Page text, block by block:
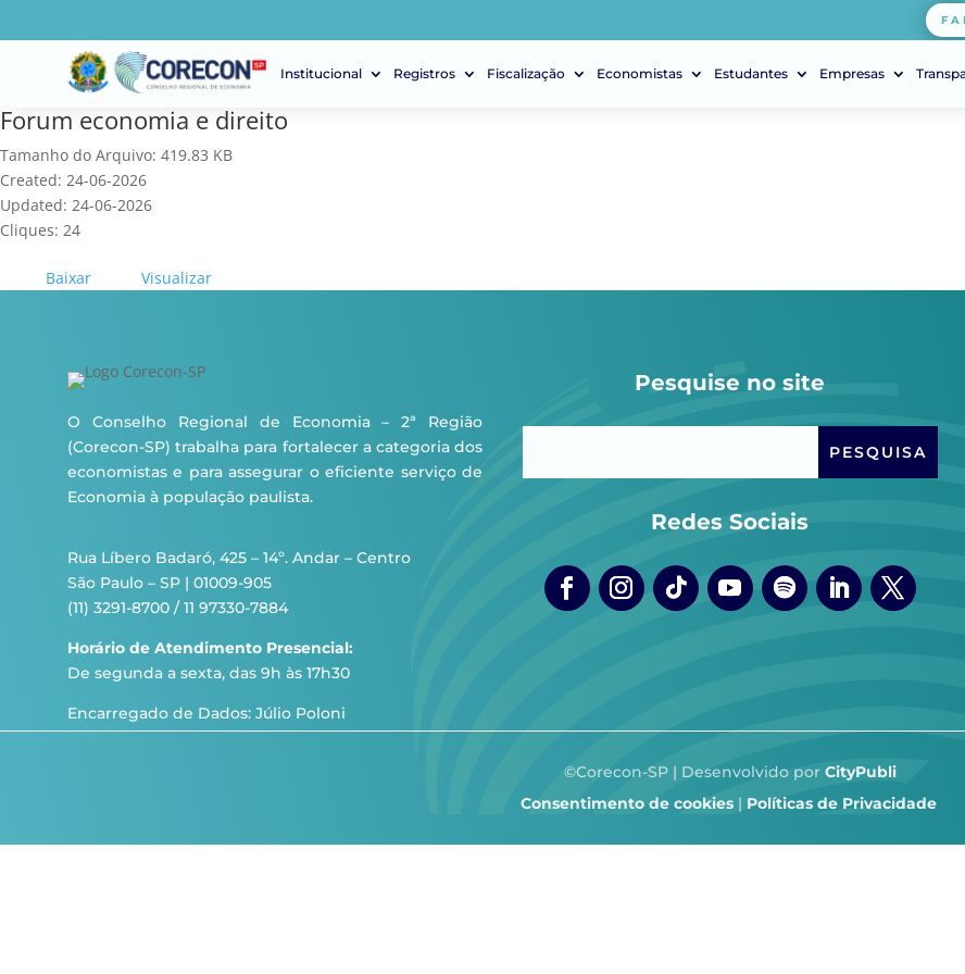
Institucional Registros Fiscalização Economistas Estudantes Empresas
Forum economia e direito
Tamanho do Arquivo: 419.83 KB
Created: 24-06-2026
Updated: 24-06-2026
Cliques: 24
Baixar Visualizar
O Conselho Regional de Economia – 2ª Região
(Corecon-SP) trabalha para fortalecer a categoria dos
economistas e para assegurar o eficiente serviço de
Economia à população paulista.
Rua Líbero Badaró, 425 – 14º. Andar – Centro
São Paulo – SP | 01009-905
(11) 3291-8700 / 11 97330-7884
Horário de Atendimento Presencial:
De segunda a sexta, das 9h às 17h30
Encarregado de Dados: Júlio Poloni
Pesquise no site
Redes Sociais
©Corecon-SP | Desenvolvido por CityPubli
Consentimento de cookies| Políticas de Privacidade